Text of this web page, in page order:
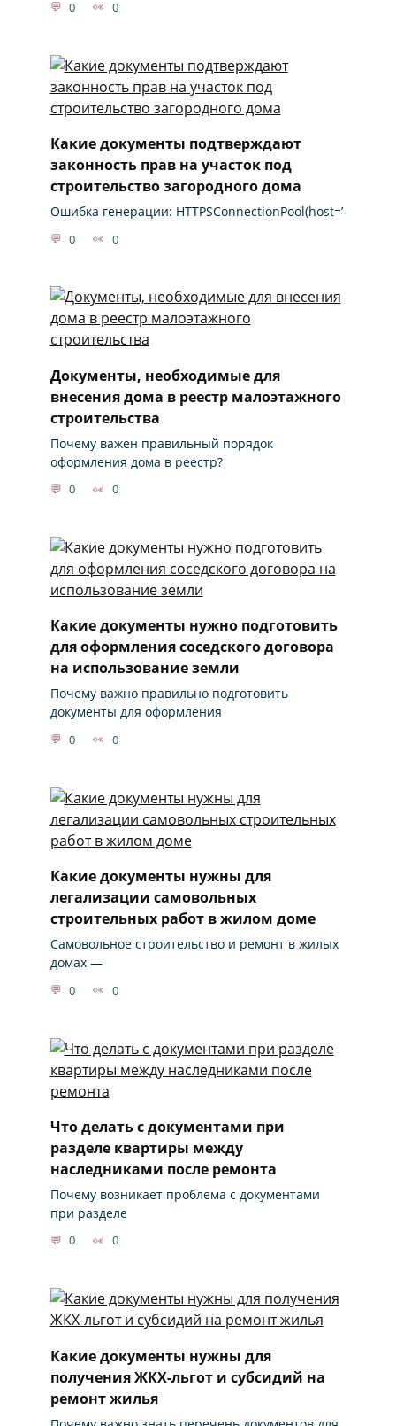
0 0
Какие документы подтверждают
законность прав на участок под
строительство загородного дома
Ошибка генерации: HTTPSConnectionPool(host=’
0 0
Документы, необходимые для
внесения дома в реестр малоэтажного
строительства
Почему важен правильный порядок
оформления дома в реестр?
0 0
Какие документы нужно подготовить
для оформления соседского договора
на использование земли
Почему важно правильно подготовить
документы для оформления
0 0
Какие документы нужны для
легализации самовольных
строительных работ в жилом доме
Самовольное строительство и ремонт в жилых
домах —
0 0
Что делать с документами при
разделе квартиры между
наследниками после ремонта
Почему возникает проблема с документами
при разделе
0 0
Какие документы нужны для
получения ЖКХ-льгот и субсидий на
ремонт жилья